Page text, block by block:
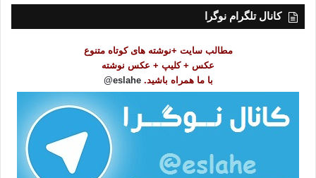
کانال تلگرام نوگرا
مطالب سایت +نوشته های کوتاه متنوع
عکس + کلیپ + عکس نوشته
با ما همراه باشید. eslahe@